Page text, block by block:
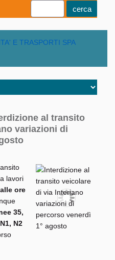
al transito
variazioni di
lavori
ore
35,
N2